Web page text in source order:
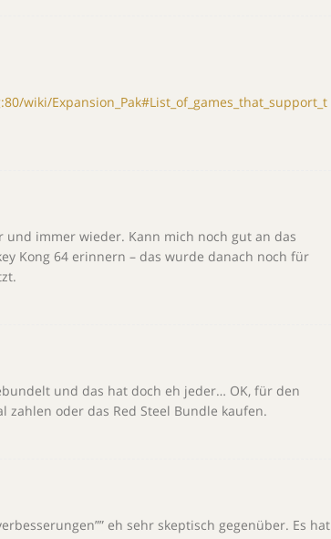
wiki/Expansion_Pak#List_of_games_that_support_t
und immer wieder. Kann mich noch gut an das
Kong 64 erinnern – das wurde danach noch für
und das hat doch eh jeder… OK, für den
oder das Red Steel Bundle kaufen.
eh sehr skeptisch gegenüber. Es hat